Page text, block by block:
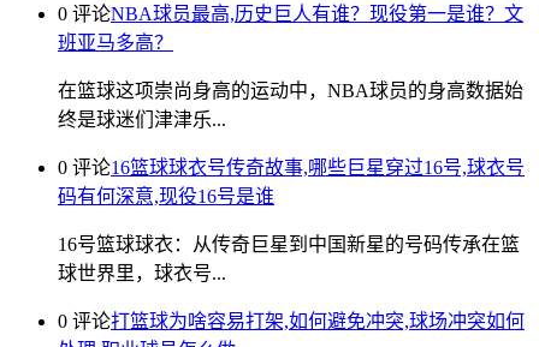
0 评论NBA球员最高,历史巨人有谁？现役第一是谁？文
班亚马多高？
在篮球这项崇尚身高的运动中，NBA球员的身高数据始
终是球迷们津津乐...
0 评论16篮球球衣号传奇故事,哪些巨星穿过16号,球衣号
码有何深意,现役16号是谁
16号篮球球衣：从传奇巨星到中国新星的号码传承在篮
球世界里，球衣号...
0 评论打篮球为啥容易打架,如何避免冲突,球场冲突如何